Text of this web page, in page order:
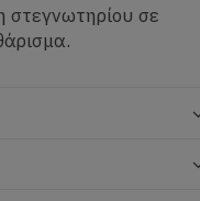
στεγνωτηρίου σε